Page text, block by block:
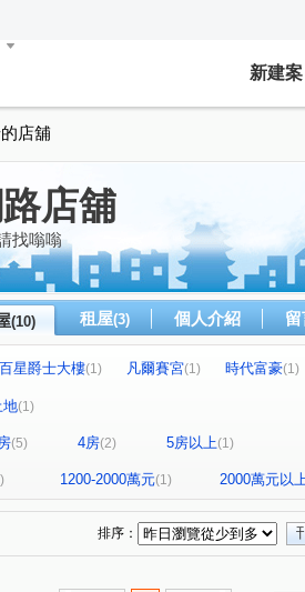
新建案
店舖
店舖
找嗡嗡
(10) 租屋(3) 個人介紹
百星爵士大樓(1) 凡爾賽宮(1) 時代富豪(1)
地(1)
(5) 4房(2) 5房以上(1)
1200-2000萬元(1) 2000萬元以
排序：